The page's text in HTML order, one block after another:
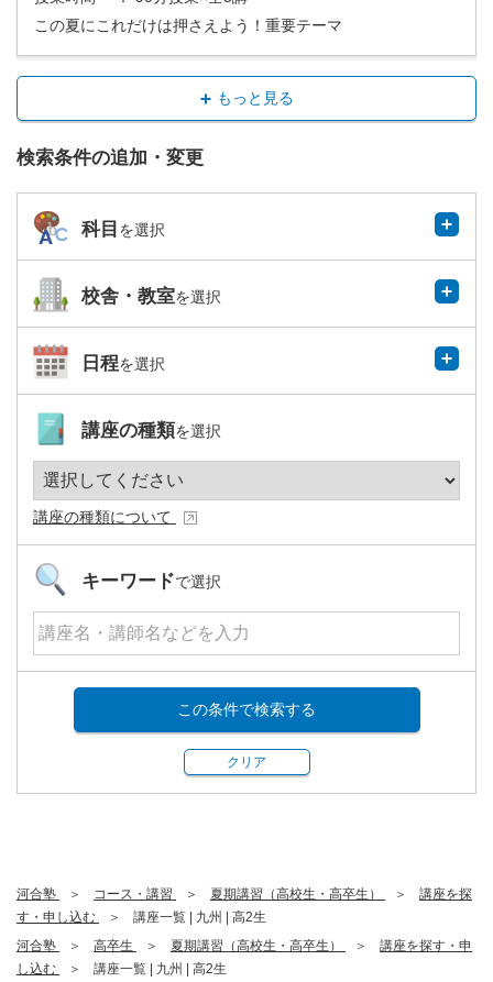
この夏にこれだけは押さえよう！重要テーマ
もっと見る
検索条件の追加・変更
科目 を選択
校舎・教室を選択
日程を選択
講座の種類を選択
講座の種類について
キーワードで選択
この条件で検索する
クリア
河合塾 コース・講習 夏期講習（高校生・高卒生）
講座を探
す・申し込む
講座一覧 | 九州 | 高2生
河合塾
高卒生 夏期講習（高校生・高卒生）
講座を探す・申
し込む
講座一覧 | 九州 | 高2生